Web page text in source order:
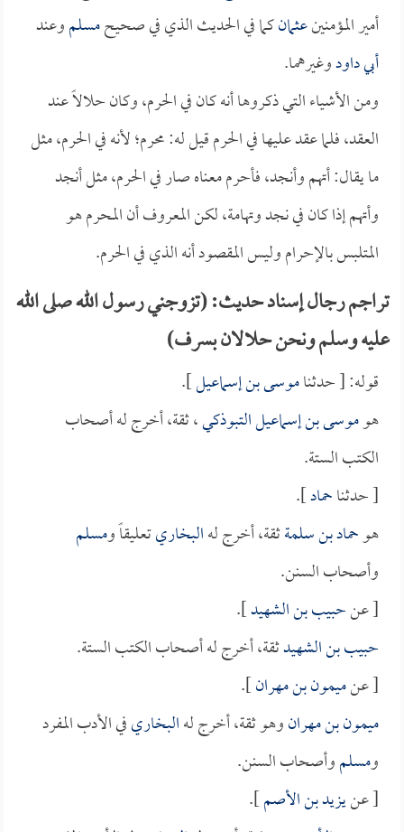
أمير المؤمنينعثمانكما في الحديث الذي في صحيحمسلموعند
أبي داودوغيرهما.
ومن الأشياء التي ذكروها أنه كان في الحرم، وكان حلالاً عند
العقد، فلما عقد عليها في الحرم قيل له: محرم؛ لأنه في الحرم، مثل
ما يقال: أتهم وأنجد، فأحرم معناه صار في الحرم، مثل أنجد
وأتهم إذا كان في نجد وتهامة، لكن المعروف أن المحرم هو
المتلبس بالإحرام وليس المقصود أنه الذي في الحرم.
تراجم رجال إسناد حديث: (تزوجني رسول الله صلى الله
عليه وسلم ونحن حلالان بسرف)
قوله: [ حدثناموسى بن إسماعيل].
هوموسى بن إسماعيل التبوذكي، ثقة، أخرج له أصحاب
الكتب الستة.
[ حدثناحماد].
هوحماد بن سلمةثقة، أخرج لهالبخاريتعليقاً ومسلم
وأصحاب السنن.
[ عنحبيب بن الشهيد].
حبيب بن الشهيدثقة، أخرج له أصحاب الكتب الستة.
[ عنميمون بن مهران].
ميمون بن مهرانوهو ثقة، أخرج لهالبخاريفي الأدب المفرد
ومسلموأصحاب السنن.
[ عنيزيد بن الأصم].